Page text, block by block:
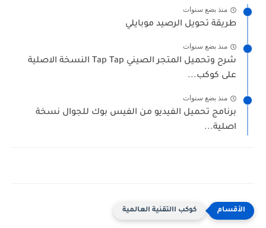
منذ بضع سنوات
طريقة تحويل الرصيد موبايلي
منذ بضع سنوات
شرح وتحميل المتجر الصيني Tap Tap النسخة الاصلية
على كوكب...
منذ بضع سنوات
برنامج تحميل الفيديو من الفيس بوك للجوال نسخة
اصلية...
كوكب االتقنية العالمية